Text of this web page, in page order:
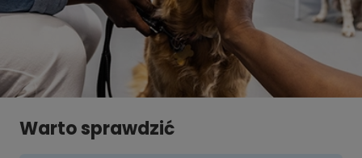
Warto sprawdzić